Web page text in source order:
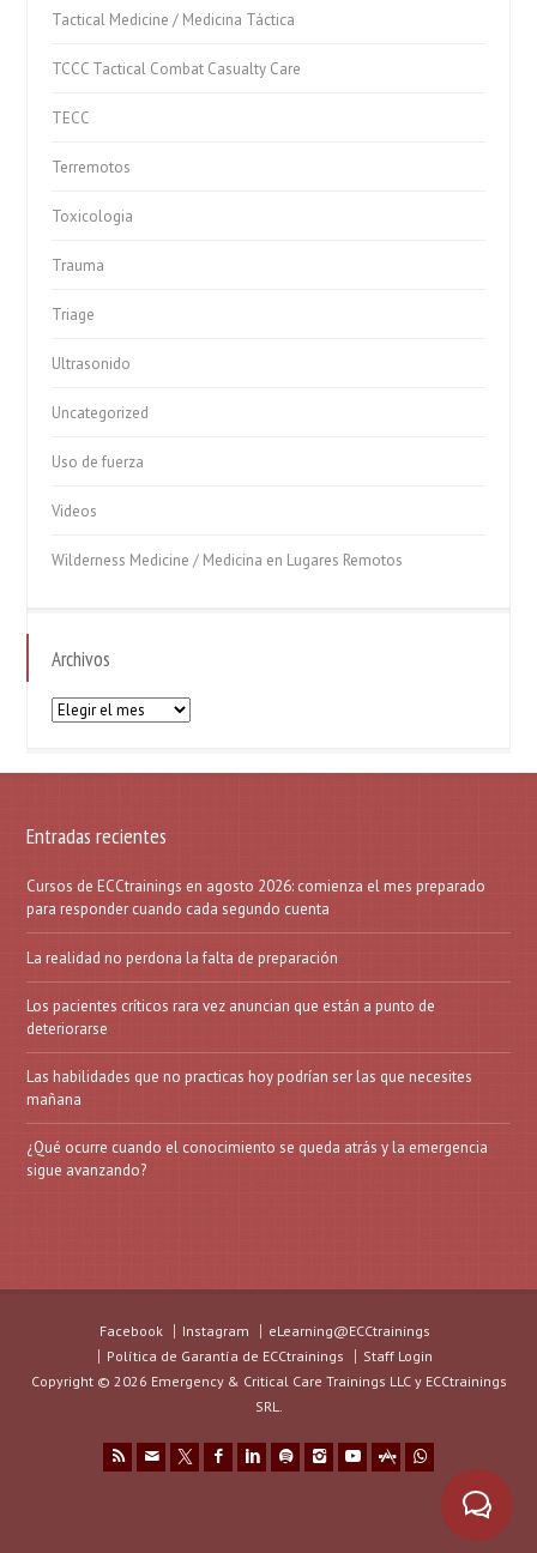
Tactical Medicine / Medicina Táctica
TCCC Tactical Combat Casualty Care
TECC
Terremotos
Toxicologia
Trauma
Triage
Ultrasonido
Uncategorized
Uso de fuerza
Videos
Wilderness Medicine / Medicina en Lugares Remotos
Archivos
Archivos
Entradas recientes
Cursos de ECCtrainings en agosto 2026: comienza el mes preparado
para responder cuando cada segundo cuenta
La realidad no perdona la falta de preparación
Los pacientes críticos rara vez anuncian que están a punto de
deteriorarse
Las habilidades que no practicas hoy podrían ser las que necesites
mañana
¿Qué ocurre cuando el conocimiento se queda atrás y la emergencia
sigue avanzando?
Facebook Instagram
eLearning@ECCtrainings
Política de Garantía de ECCtrainings
Staff Login
Copyright © 2026 Emergency & Critical Care Trainings LLC y ECCtrainings
SRL.